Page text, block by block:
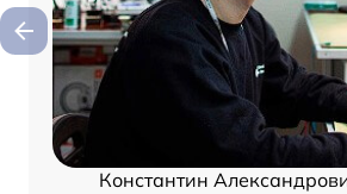
Константин